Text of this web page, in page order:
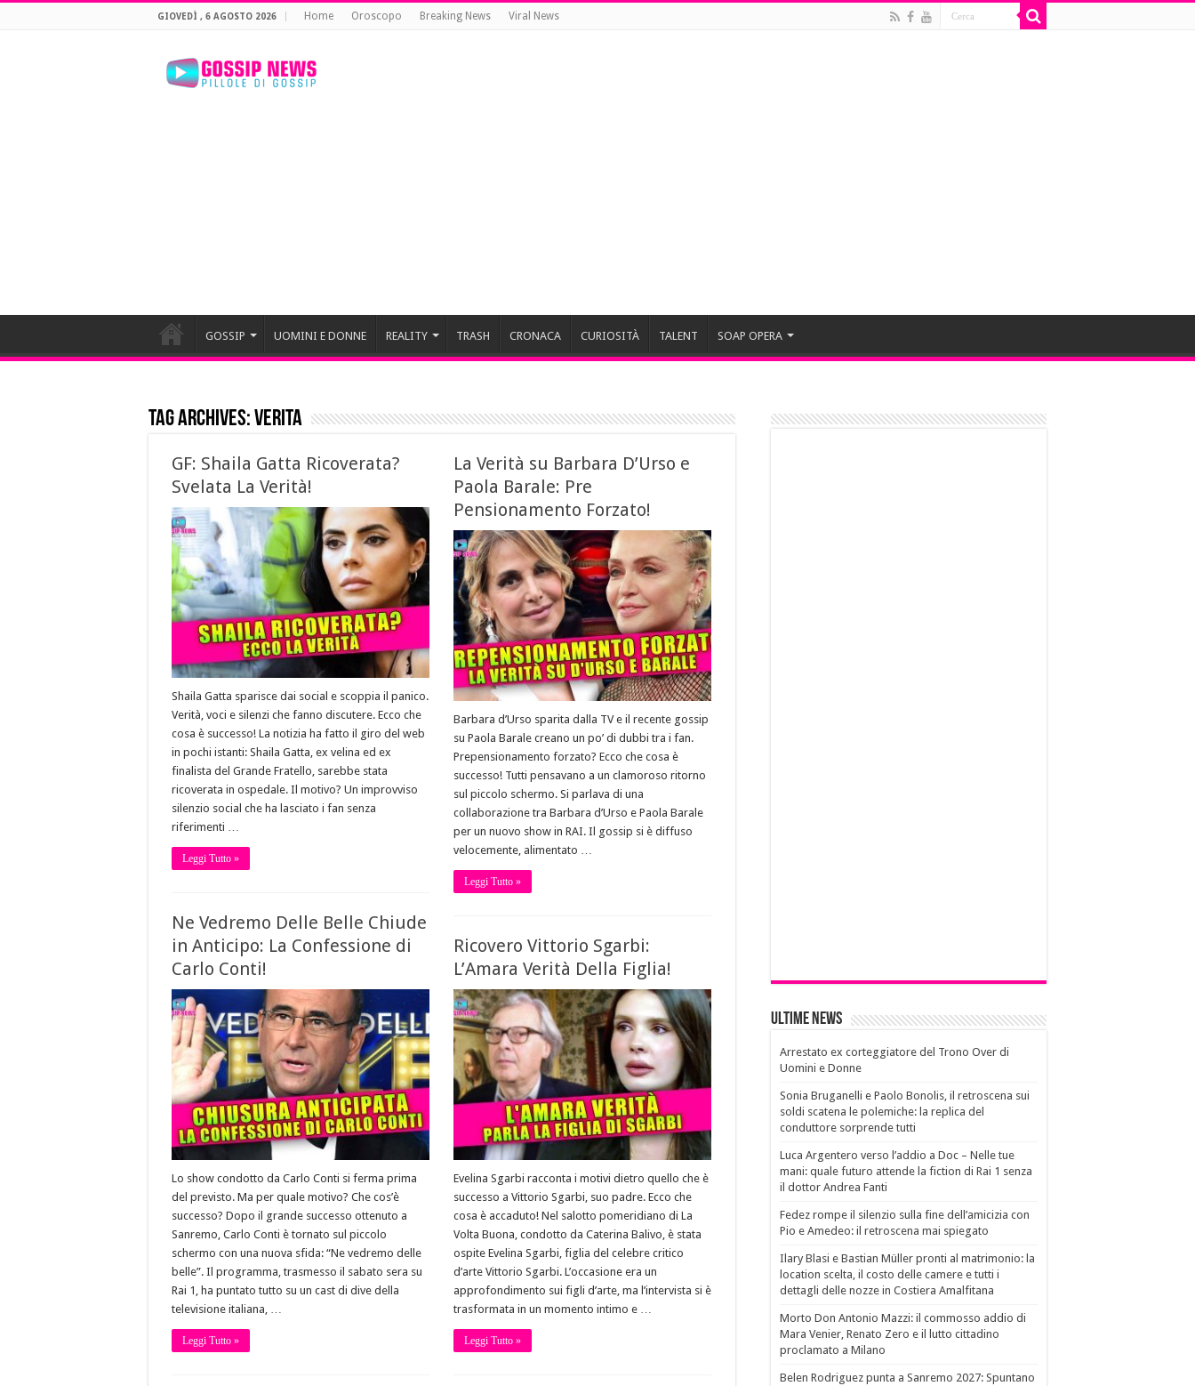
GIOVEDÌ , 6 AGOSTO 2026 Home Oroscopo Breaking News Viral News
GOSSIP UOMINI E DONNE REALITY TRASH CRONACA CURIOSITÀ TALENT SOAP OPERA
Tag Archives:verita
GF: Shaila Gatta Ricoverata?
Svelata La Verità!
Shaila Gatta sparisce dai social e scoppia il panico.
Verità, voci e silenzi che fanno discutere. Ecco che
cosa è successo! La notizia ha fatto il giro del web
in pochi istanti: Shaila Gatta, ex velina ed ex
finalista del Grande Fratello, sarebbe stata
ricoverata in ospedale. Il motivo? Un improvviso
silenzio social che ha lasciato i fan senza
riferimenti …
Leggi Tutto »
La Verità su Barbara D’Urso e
Paola Barale: Pre
Pensionamento Forzato!
Barbara d’Urso sparita dalla TV e il recente gossip
su Paola Barale creano un po’ di dubbi tra i fan.
Prepensionamento forzato? Ecco che cosa è
successo! Tutti pensavano a un clamoroso ritorno
sul piccolo schermo. Si parlava di una
collaborazione tra Barbara d’Urso e Paola Barale
per un nuovo show in RAI. Il gossip si è diffuso
velocemente, alimentato …
Leggi Tutto »
Ne Vedremo Delle Belle Chiude
in Anticipo: La Confessione di
Carlo Conti!
Lo show condotto da Carlo Conti si ferma prima
del previsto. Ma per quale motivo? Che cos’è
successo? Dopo il grande successo ottenuto a
Sanremo, Carlo Conti è tornato sul piccolo
schermo con una nuova sfida: “Ne vedremo delle
belle”. Il programma, trasmesso il sabato sera su
Rai 1, ha puntato tutto su un cast di dive della
televisione italiana, …
Leggi Tutto »
Ricovero Vittorio Sgarbi:
L’Amara Verità Della Figlia!
Evelina Sgarbi racconta i motivi dietro quello che è
successo a Vittorio Sgarbi, suo padre. Ecco che
cosa è accaduto! Nel salotto pomeridiano di La
Volta Buona, condotto da Caterina Balivo, è stata
ospite Evelina Sgarbi, figlia del celebre critico
d’arte Vittorio Sgarbi. L’occasione era un
approfondimento sui figli d’arte, ma l’intervista si è
trasformata in un momento intimo e …
Leggi Tutto »
Ultime News
Arrestato ex corteggiatore del Trono Over di
Uomini e Donne
Sonia Bruganelli e Paolo Bonolis, il retroscena sui
soldi scatena le polemiche: la replica del
conduttore sorprende tutti
Luca Argentero verso l’addio a Doc – Nelle tue
mani: quale futuro attende la fiction di Rai 1 senza
il dottor Andrea Fanti
Fedez rompe il silenzio sulla fine dell’amicizia con
Pio e Amedeo: il retroscena mai spiegato
Ilary Blasi e Bastian Müller pronti al matrimonio: la
location scelta, il costo delle camere e tutti i
dettagli delle nozze in Costiera Amalfitana
Morto Don Antonio Mazzi: il commosso addio di
Mara Venier, Renato Zero e il lutto cittadino
proclamato a Milano
Belen Rodriguez punta a Sanremo 2027: Spuntano